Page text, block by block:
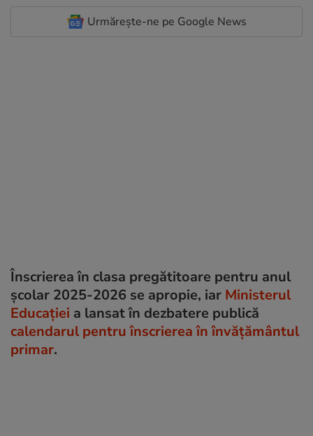
Urmărește-ne pe Google News
Înscrierea în clasa pregătitoare pentru anul
școlar 2025-2026 se apropie, iar Ministerul
Educației a lansat în dezbatere publică
calendarul pentru înscrierea în învățământul
primar.